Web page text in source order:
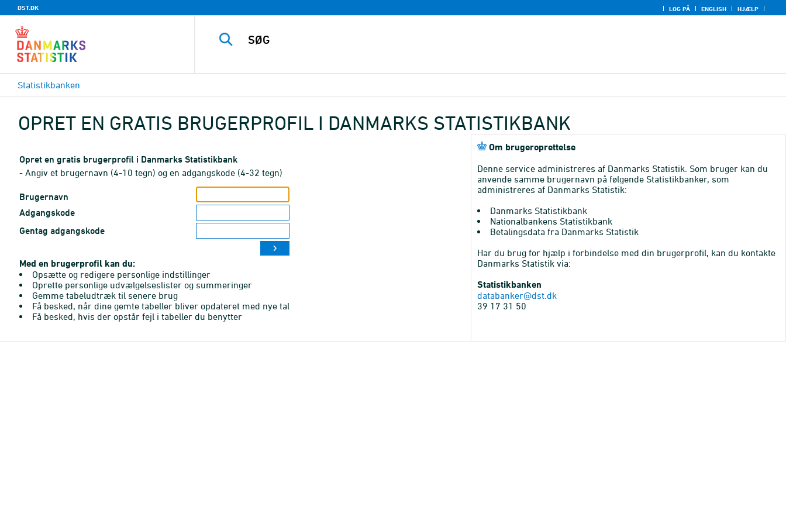
DST.DK LOG PÅ ENGLISH HJÆLP
Statistikbanken
OPRET EN GRATIS BRUGERPROFIL I DANMARKS STATISTIKBANK
Opret en gratis brugerprofil i Danmarks Statistikbank
- Angiv et brugernavn (4-10 tegn) og en adgangskode (4-32 tegn)
Brugernavn
Adgangskode
Gentag adgangskode
Med en brugerprofil kan du:
Opsætte og redigere personlige indstillinger
Oprette personlige udvælgelseslister og summeringer
Gemme tabeludtræk til senere brug
Få besked, når dine gemte tabeller bliver opdateret med nye tal
Få besked, hvis der opstår fejl i tabeller du benytter
Om brugeroprettelse
Denne service administreres af Danmarks Statistik. Som bruger kan du
anvende samme brugernavn på følgende Statistikbanker, som
administreres af Danmarks Statistik:
Danmarks Statistikbank
Nationalbankens Statistikbank
Betalingsdata fra Danmarks Statistik
Har du brug for hjælp i forbindelse med din brugerprofil, kan du kontakte
Danmarks Statistik via:
Statistikbanken
databanker@dst.dk
39 17 31 50